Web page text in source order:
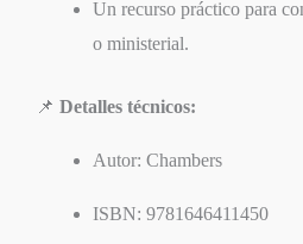
Un recurso práctico para
o ministerial.
📌 Detalles técnicos:
Autor: Chambers
ISBN: 9781646411450